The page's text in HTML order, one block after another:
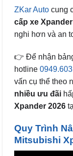
ZKar Auto cung
cấp xe
nghi hơn và an
👉 Để nhận
hotline
vấn cụ thể theo
nhiều ưu đãi
Xpander 2026
Quy Trình
Mitsubishi